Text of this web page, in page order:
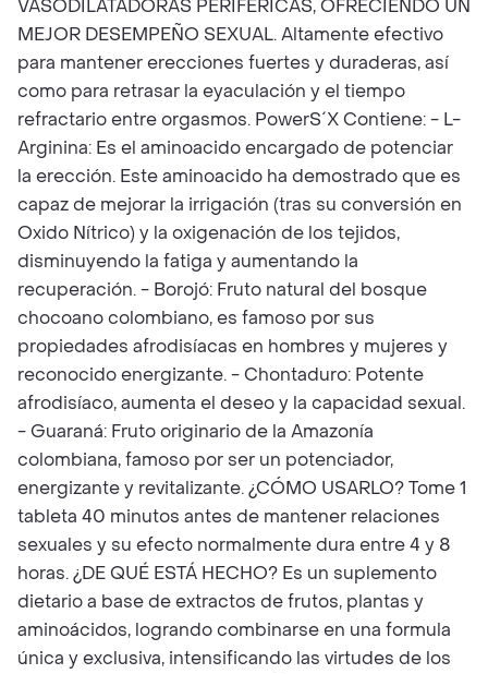
VASODILATADORAS PERIFÉRICAS, OFRECIENDO UN
MEJOR DESEMPEÑO SEXUAL. Altamente efectivo
para mantener erecciones fuertes y duraderas, así
como para retrasar la eyaculación y el tiempo
refractario entre orgasmos. PowerS´X Contiene: - L-
Arginina: Es el aminoacido encargado de potenciar
la erección. Este aminoacido ha demostrado que es
capaz de mejorar la irrigación (tras su conversión en
Oxido Nítrico) y la oxigenación de los tejidos,
disminuyendo la fatiga y aumentando la
recuperación. - Borojó: Fruto natural del bosque
chocoano colombiano, es famoso por sus
propiedades afrodisíacas en hombres y mujeres y
reconocido energizante. - Chontaduro: Potente
afrodisíaco, aumenta el deseo y la capacidad sexual.
- Guaraná: Fruto originario de la Amazonía
colombiana, famoso por ser un potenciador,
energizante y revitalizante. ¿CÓMO USARLO? Tome 1
tableta 40 minutos antes de mantener relaciones
sexuales y su efecto normalmente dura entre 4 y 8
horas. ¿DE QUÉ ESTÁ HECHO? Es un suplemento
dietario a base de extractos de frutos, plantas y
aminoácidos, logrando combinarse en una formula
única y exclusiva, intensificando las virtudes de los